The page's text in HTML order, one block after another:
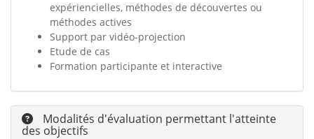
expériencielles, méthodes de découvertes ou
méthodes actives
Support par vidéo-projection
Etude de cas
Formation participante et interactive
Modalités d'évaluation permettant l'atteinte
des objectifs